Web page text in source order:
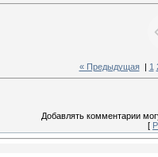
« Предыдущая| 1
Добавлять комментарии
[